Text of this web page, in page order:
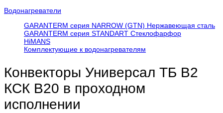
Водонагреватели
GARANTERM серия NARROW (GTN) Нержавеющая сталь
GARANTERM серия STANDART Стеклофарфор
HiMANS
Комплектующие к водонагревателям
Конвекторы Универсал ТБ В2
КСК В20 в проходном
исполнении